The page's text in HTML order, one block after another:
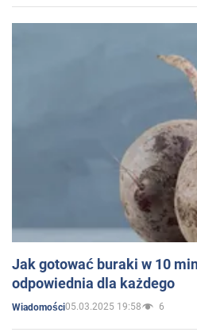
Jak gotować buraki w 10
odpowiednia dla każdego
Wiadomości05.03.2025 19:58 6